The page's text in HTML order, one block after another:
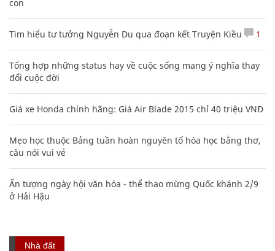
con
Tìm hiểu tư tưởng Nguyễn Du qua đoạn kết Truyện Kiều 1
Tổng hợp những status hay về cuộc sống mang ý nghĩa thay
đổi cuộc đời
Giá xe Honda chính hãng: Giá Air Blade 2015 chỉ 40 triệu VNĐ
Mẹo học thuộc Bảng tuần hoàn nguyên tố hóa học bằng thơ,
câu nói vui vẻ
Ấn tượng ngày hội văn hóa - thể thao mừng Quốc khánh 2/9
ở Hải Hậu
Nhà đất